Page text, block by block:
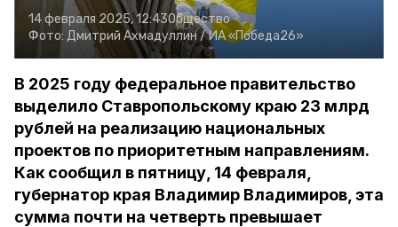
14 февраля 2025, 12:43Общество
Фото: Дмитрий Ахмадуллин /ИА «Победа26»
В 2025 году федеральное правительство
выделило Ставропольскому краю 23 млрд
рублей на реализацию национальных
проектов по приоритетным направлениям.
Как сообщил в пятницу, 14 февраля,
губернатор края Владимир Владимиров, эта
сумма почти на четверть превышает